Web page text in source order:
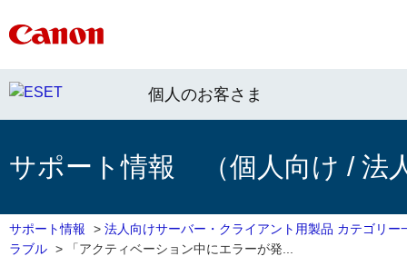
個人のお客さま
サポート情報 （個人向け / 法
サポート情報 > 法人向けサーバー・クライアント用製品 カテゴリー
ラブル > 「アクティベーション中にエラーが発...